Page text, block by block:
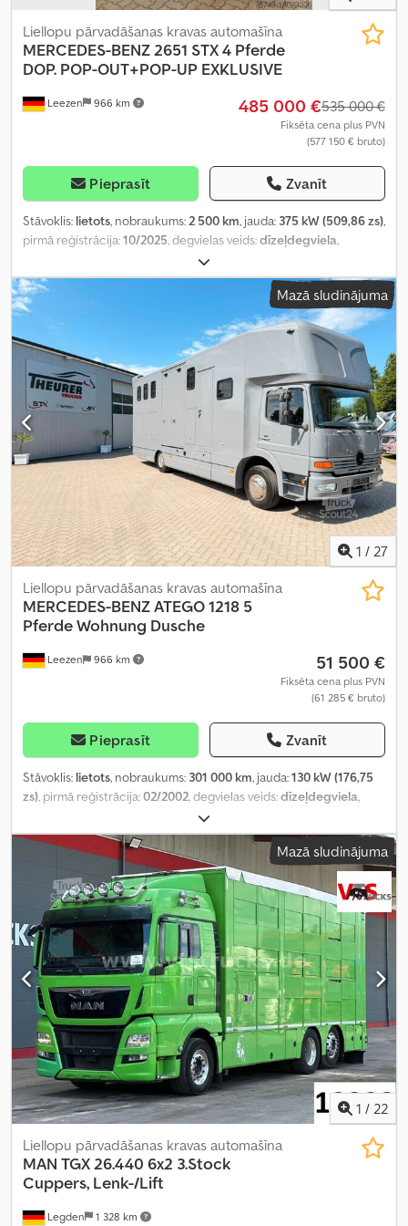
Leezen 966 km
Liellopu pārvadāšanas kravas automašīna
MERCEDES-BENZ2651 STX 4 Pferde
DOP. POP-OUT+POP-UP EXKLUSIVE
485 000 €535 000 €
Fiksēta cena plus PVN
(577 150 € bruto)
Pieprasīt Zvanīt
Stāvoklis: lietots, nobraukums:2 500 km, jauda: 375 kW (509,86 zs),
pirmā reģistrācija:10/2025, degvielas veids:dīzeļdegviela,
, asu konfigurācija:
retardētājs, krāsa:pelēks, pārnesuma veids:automātisks, emisijas
klase:
ABS, gaisa kondicionēšana,
navigācijas sistēma, stāvvietas sildītājs,
Mazā sludinājuma
1 / 27
Leezen 966 km
Liellopu pārvadāšanas kravas automašīna
MERCEDES-BENZATEGO 1218 5
Pferde Wohnung Dusche
51 500 €
Fiksēta cena plus PVN
(61 285 € bruto)
Pieprasīt Zvanīt
Stāvoklis: lietots, nobraukums: 301 000 km, jauda:130 kW (176,75
zs), pirmā reģistrācija:02/2002, degvielas veids:dīzeļdegviela,
, asu konfigurācija:
retardētājs, krāsa:pelēks, pārnesuma veids:mehānisks, emisijas
Euro 6, Aprīkojums:ABS, gaisa kondicionēšana,
kompresors, navigācijas sistēma, stāvvietas sildītājs
Mazā sludinājuma
1 / 22
Legden 1 328 km
Liellopu pārvadāšanas kravas automašīna
MAN TGX 26.440 6x2 3.Stock
Cuppers, Lenk-/Lift